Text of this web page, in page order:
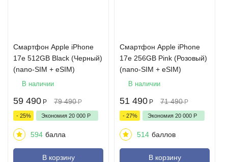
Смартфон Apple iPhone
17e 512GB Black (Черный)
(nano-SIM + eSIM)
В наличии
59 490 Р 79 490 Р
- 25% Экономия 20 000 Р
594 балла
В корзину
Смартфон Apple iPhone
17e 256GB Pink (Розовый)
(nano-SIM + eSIM)
В наличии
51 490 Р 71 490 Р
- 27% Экономия 20 000 Р
514 баллов
В корзину